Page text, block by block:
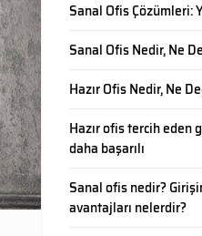
Sanal Ofis Çözümleri:
Sanal Ofis Nedir, Ne
Hazır Ofis Nedir, Ne
Hazır ofis tercih eden
daha başarılı
Sanal ofis nedir?
avantajları nelerdir?